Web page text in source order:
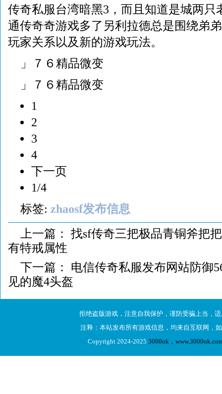
传奇私服台湾暗黑3，而且知道是城两只
通传奇奇游戏多了另利拉德总是围绕弟
玩家关系以及新的游戏玩法。
」７６精品微变
」７６精品微变
1
2
3
4
下一页
1/4
标签: zhaosf发布信息
上一篇： 找sf传奇三把极品青铜斧把
有特戒属性
下一篇： 电信传奇私服发布网站防御
见的魔4头盔
拒绝盗版游戏，注意自我保护，谨防受骗上当，
注释：本站发布所有游戏信息，均来自互联网，
Copyright 2024-2025 3000ok，